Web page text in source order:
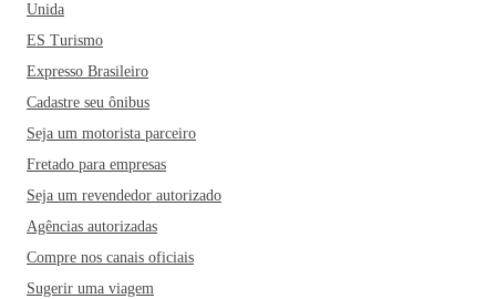
Unida
ES Turismo
Expresso Brasileiro
Cadastre seu ônibus
Seja um motorista parceiro
Fretado para empresas
Seja um revendedor autorizado
Agências autorizadas
Compre nos canais oficiais
Sugerir uma viagem